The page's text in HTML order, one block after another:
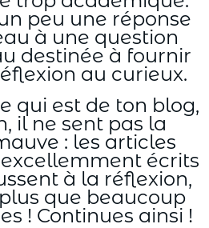
un peu une réponse
à une question
destinée à fournir
au curieux.
qui est de ton blog,
il ne sent pas la
: les articles
écrits
à la réflexion,
que beaucoup
! Continues ainsi !